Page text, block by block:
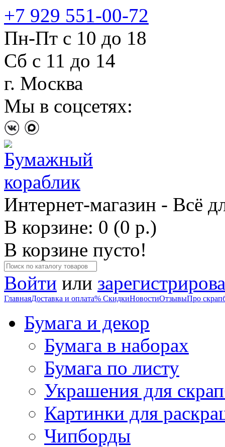
+7 929 551-00-72
Пн-Пт с 10 до 18
Сб с 11 до 14
г. Москва
Мы в соцсетях:
Интернет-магазин - Всё
В корзине: 0 (0 р.)
В корзине пусто!
Войти или
ГлавнаяДоставка и оплата% СкидкиНовостиОтзывыПро
Бумага и декор
Бумага в наборах
Бумага по листу
Украшения для
Картинки для
Чипборды